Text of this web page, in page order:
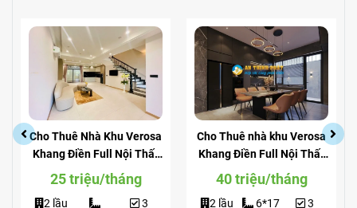
Cho Thuê Nhà Khu Verosa
Khang Điền Full Nội Thất
Giá Siêu Rẻ
25 triệu/tháng
2 lầu 3
Cho Thuê nhà khu Verosa
Khang Điền Full Nội Thất
View Công Viên
40 triệu/tháng
2 lầu 6*17 3